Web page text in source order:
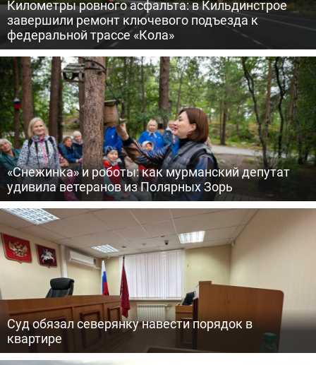
Километры ровного асфальта: в Кильдинстрое
завершили ремонт ключевого подъезда к
федеральной трассе «Кола»
«Снежинка» и роботы: как мурманский депутат
удивила ветеранов из Полярных Зорь
Суд обязал северянку навести порядок в
квартире